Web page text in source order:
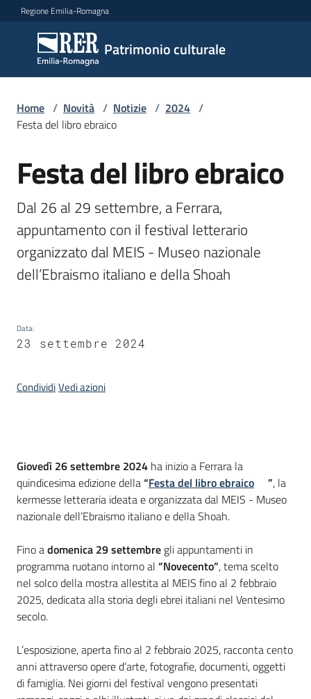
Vai al contenuto
Vai alla navigazione
Vai al footer
Regione Emilia-Romagna
Patrimonio culturale
Patrimonio
culturale
Argomenti
Novità
Servizi
Leggi
Piani
Mediateca
Giuseppe
Guglielmi
Seguici
su
Home / Novità / Notizie / 2024 /
Festa del libro ebraico
Salta al contenuto
Festa del libro ebraico
Dal 26 al 29 settembre, a Ferrara,
appuntamento con il festival letterario
organizzato dal MEIS - Museo nazionale
dell’Ebraismo italiano e della Shoah
Data:
23 settembre 2024
CondividiVedi azioni
Introduzione
Giovedì 26 settembre 2024 ha inizio a Ferrara la
quindicesima edizione della“Festa del libro ebraico ”, la
kermesse letteraria ideata e organizzata dal MEIS - Museo
nazionale dell’Ebraismo italiano e della Shoah.
Fino adomenica 29 settembre gli appuntamenti in
programma ruotano intorno al “Novecento”, tema scelto
nel solco della mostra allestita al MEIS fino al 2 febbraio
2025, dedicata alla storia degli ebrei italiani nel Ventesimo
secolo.
L’esposizione, aperta fino al 2 febbraio 2025, racconta cento
anni attraverso opere d’arte, fotografie, documenti, oggetti
di famiglia. Nei giorni del festival vengono presentati